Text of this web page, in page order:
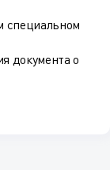
специальном
документа о